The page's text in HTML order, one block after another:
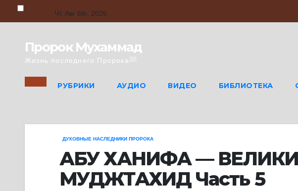
Чт. Авг 6th, 2026
Пророк Мухаммад
Жизнь последнего Пророкаﷺ
РУБРИКИ АУДИО ВИДЕО БИБЛИОТЕКА
ДУХОВНЫЕ НАСЛЕДНИКИ ПРОРОКА
АБУ ХАНИФА —
МУДЖТАХИД Часть 5